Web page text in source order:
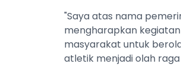
"Saya atas nama
mengharapkan
masyarakat untuk
atletik menjadi olah